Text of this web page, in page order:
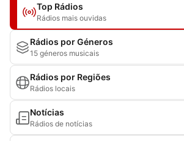
Top Rádios
Rádios mais ouvidas
Rádios por Géneros
15 géneros musicais
Rádios por Regiões
Rádios locais
Notícias
Rádios de notícias